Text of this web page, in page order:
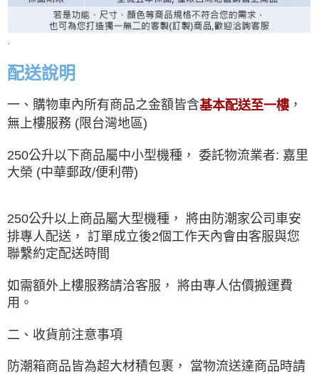
.
配送說明
一、購物車內所有商品之金額皆含基本配送至一樓 ，
無上樓服務 (限台灣地區)
250公升以下商品屬中小型機種， 委託物流業者: 嘉里
大榮 (中華郵政/便利帶)
250公升以上商品屬大型機種， 將由防潮家公司車安
排專人配送， 訂單成立後2個工作天內會由客服與您
聯繫約定配送時間
如需額外上樓服務請洽客服， 將由專人估價搬運費
用。
二、收貨前注意事項
防潮箱商品皆為超大材積包裹， 當物流送達商品時請